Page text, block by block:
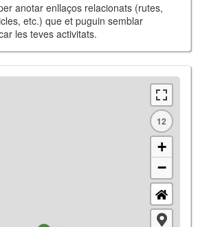
anotar enllaços relacionats (rutes,
etc.) que et puguin semblar
les teves activitats.
12
+
−